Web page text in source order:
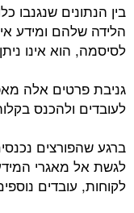
בין הנתונים שנגנבו
הלידה שלהם ומידע
לסיסמה, הוא אינו ניתן
גניבת פרטים אלה
לעובדים ולהכנס
ברגע שהפורצים
לגשת אל מאגרי
לקוחות, עובדים